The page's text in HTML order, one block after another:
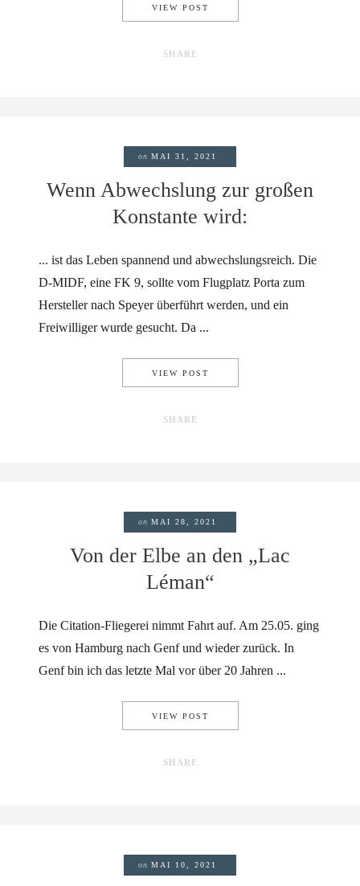
VIEW POST
SHARE
on MAI 31, 2021
Wenn Abwechslung zur großen
Konstante wird:
... ist das Leben spannend und abwechslungsreich. Die
D-MIDF, eine FK 9, sollte vom Flugplatz Porta zum
Hersteller nach Speyer überführt werden, und ein
Freiwilliger wurde gesucht. Da ...
VIEW POST
SHARE
on MAI 28, 2021
Von der Elbe an den „Lac
Léman“
Die Citation-Fliegerei nimmt Fahrt auf. Am 25.05. ging
es von Hamburg nach Genf und wieder zurück. In
Genf bin ich das letzte Mal vor über 20 Jahren ...
VIEW POST
SHARE
on MAI 10, 2021